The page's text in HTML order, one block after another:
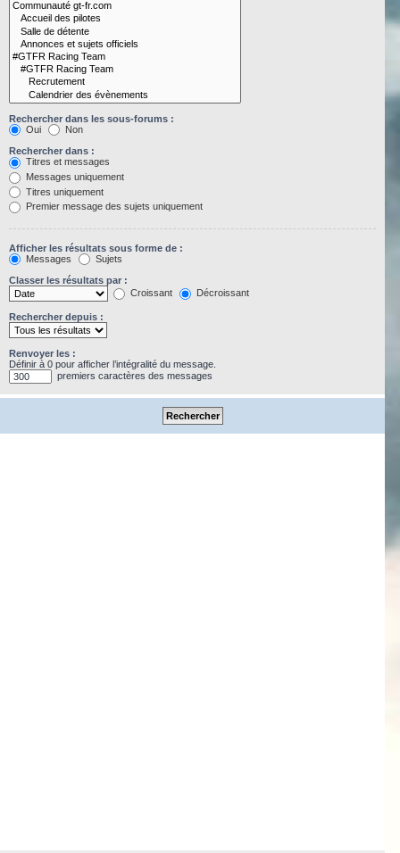
Rechercher dans les sous-forums :
Oui
Non
Rechercher dans :
Titres et messages
Messages uniquement
Titres uniquement
Premier message des sujets uniquement
Afficher les résultats sous forme de :
Messages
Sujets
Classer les résultats par :
Croissant
Décroissant
Rechercher depuis :
Renvoyer les :
Définir à 0 pour afficher l’intégralité du message.
premiers caractères des messages